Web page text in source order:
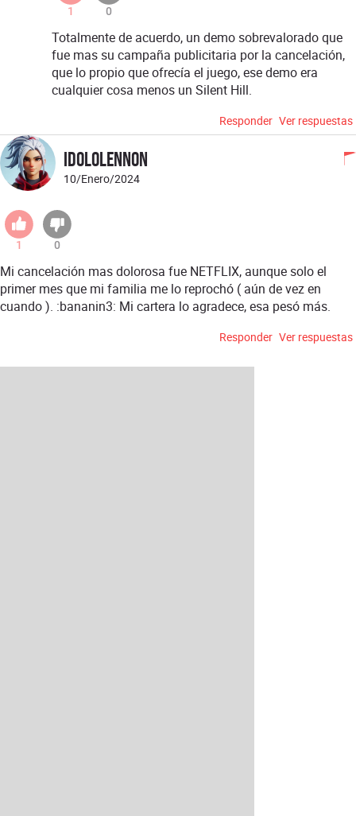
1 0
Totalmente de acuerdo, un demo sobrevalorado que
fue mas su campaña publicitaria por la cancelación,
que lo propio que ofrecía el juego, ese demo era
cualquier cosa menos un Silent Hill.
Responder Ver respuestas
idololennon
10/Enero/2024
1 0
Mi cancelación mas dolorosa fue NETFLIX, aunque solo el
primer mes que mi familia me lo reprochó ( aún de vez en
cuando ). :bananin3: Mi cartera lo agradece, esa pesó más.
Responder Ver respuestas